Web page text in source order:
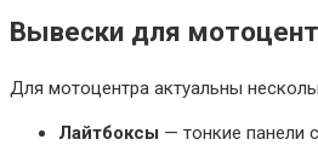
Вывески для
Для мотоцентра актуальны
Лайтбоксы — тонкие панели